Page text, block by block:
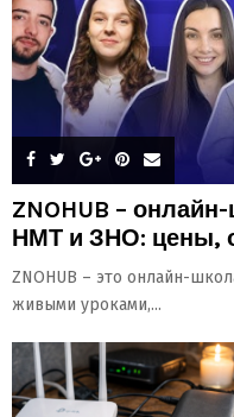
ZNOHUB –
НМТ и ЗНО: цены,
ZNOHUB – это онлайн-
живыми уроками,...